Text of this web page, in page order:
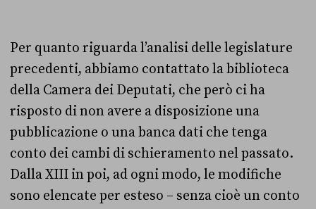
Per quanto riguarda l’analisi delle legislature
precedenti, abbiamo contattato la biblioteca
della Camera dei Deputati, che però ci ha
risposto di non avere a disposizione una
pubblicazione o una banca dati che tenga
conto dei cambi di schieramento nel passato.
Dalla XIII in poi, ad ogni modo, le modifiche
sono elencate per esteso – senza cioè un conto